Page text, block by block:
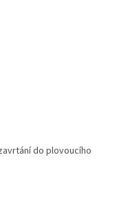
do plovoucího